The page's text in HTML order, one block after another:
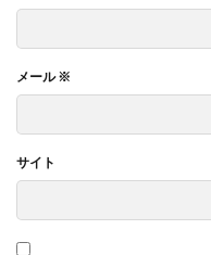
メール※
サイト